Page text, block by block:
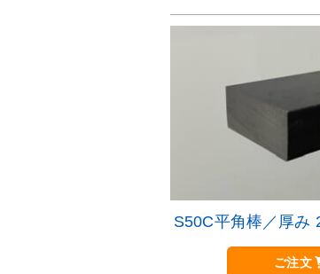
S50C平角棒／厚み
ご注文